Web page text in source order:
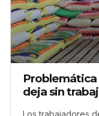
Problemática
deja sin
Los trabajadores